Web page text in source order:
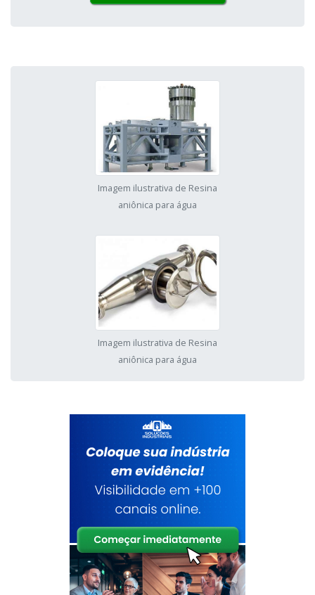
Imagem ilustrativa de Resina
aniônica para água
Imagem ilustrativa de Resina
aniônica para água